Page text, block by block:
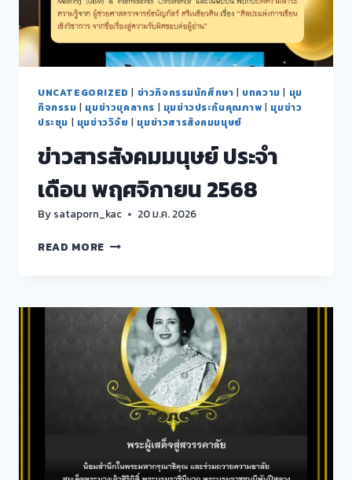
UNCATEGORIZED | ข่าวกิจกรรมนักศึกษา | บทความ | มุม
กิจกรรม | มุมข่าวบุคลากร | มุมข่าวประกันคุณภาพ | มุมข่าว
ประชุม | มุมข่าววิจัย | มุมข่าวสารสังคมมนุษย์
ข่าวสารสังคมมนุษย์ ประจำ
เดือน พฤศจิกายน 2568
By sataporn_kac 20 ม.ค. 2026
READ MORE ข่าวสาร
เดือน
พฤศจิกายน
2568